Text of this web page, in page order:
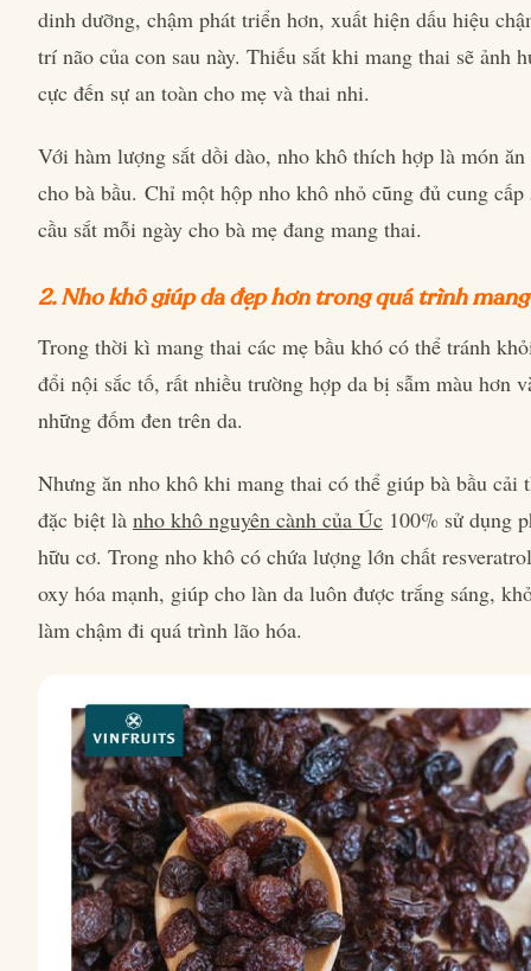
dinh dưỡng, chậm phát triển hơn, xuất hiện dấu hiệu
trí não của con sau này. Thiếu sắt khi mang thai sẽ ảnh
cực đến sự an toàn cho mẹ và thai nhi.
Với hàm lượng sắt dồi dào, nho khô thích hợp là món
cho bà bầu. Chỉ một hộp nho khô nhỏ cũng đủ cung cấp
cầu sắt mỗi ngày cho bà mẹ đang mang thai.
2. Nho khô giúp da đẹp hơn trong quá trình
Trong thời kì mang thai các mẹ bầu khó có thể tránh
đổi nội sắc tố, rất nhiều trường hợp da bị sẫm màu hơn
những đốm đen trên da.
Nhưng ăn nho khô khi mang thai có thể giúp bà bầu cải
đặc biệt là nho khô nguyên cành của Úc 100% sử dụng
hữu cơ. Trong nho khô có chứa lượng lớn chất
oxy hóa mạnh, giúp cho làn da luôn được trắng sáng,
làm chậm đi quá trình lão hóa.